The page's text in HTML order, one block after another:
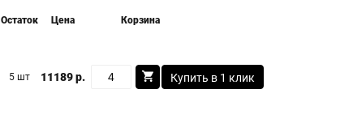
Остаток Цена Корзина
5 шт 11189 р. Купить в 1 клик